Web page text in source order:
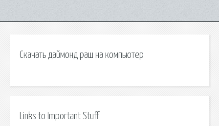
Скачать даймонд раш на компьютер
Links to Important Stuff